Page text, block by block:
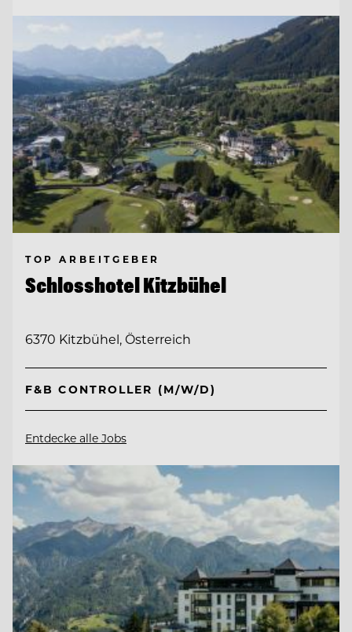
TOP ARBEITGEBER
Schlosshotel Kitzbühel
6370 Kitzbühel, Österreich
F&B CONTROLLER (M/W/D)
Entdecke alle Jobs